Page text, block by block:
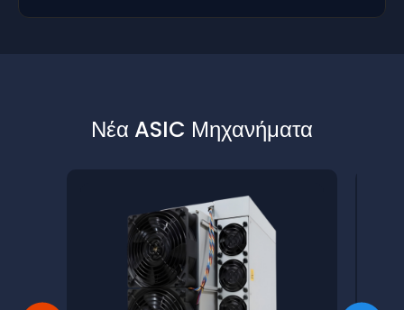
Νέα ASIC Μηχανήματα